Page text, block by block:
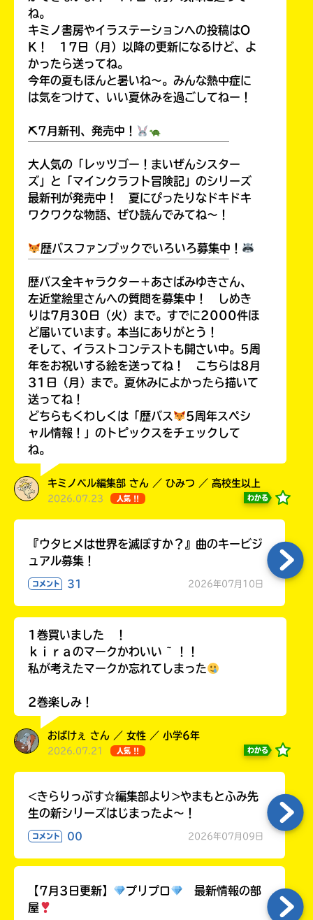
Loading ...
ね。
キミノ書房やイラステーションへの投稿はO
K！ 17日（月）以降の更新になるけど、よ
かったら送ってね。
今年の夏もほんと暑いね～。みんな熱中症に
は気をつけて、いい夏休みを過ごしてねー！
⛏7月新刊、発売中！
大人気の「レッツゴー！まいぜんシスター
ズ」と「マインクラフト冒険記」のシリーズ
最新刊が発売中！ 夏にぴったりなドキドキ
ワクワクな物語、ぜひ読んでみてね～！
歴バスファンブックでいろいろ募集中！
歴バス全キャラクター＋あさばみゆきさん、
左近堂絵里さんへの質問を募集中！ しめき
りは7月30日（火）まで。すでに2000件ほ
ど届いています。本当にありがとう！
そして、イラストコンテストも開さい中。5周
年をお祝いする絵を送ってね！ こちらは8月
31日（月）まで。夏休みによかったら描いて
送ってね！
どちらもくわしくは「歴バス
5周年スペシ
ャル情報！」のトピックスをチェックして
ね。
キミノベル編集部 さん ／ ひみつ ／ 高校生以上
2026.07.23 人気 !! わかる
『ウタヒメは世界を滅ぼすか？』曲のキービジ
ュアル募集！
コメント 31 2026年07月10日
1巻買いました ！
ｋｉｒａのマークかわいい ~ ！！
私が考えたマークか忘れてしまった
2巻楽しみ！
おばけぇ さん ／ 女性 ／ 小学6年
2026.07.21 人気 !! わかる
<きらりっぷす☆編集部より>やまもとふみ先
生の新シリーズはじまったよ～！
コメント 00 2026年07月09日
【7月3日更新】 プリプロ
最新情報の部
屋
い
力
内
容
に
エ
ラ
ー
が
あ
る
で、
も
一
度
て
戻